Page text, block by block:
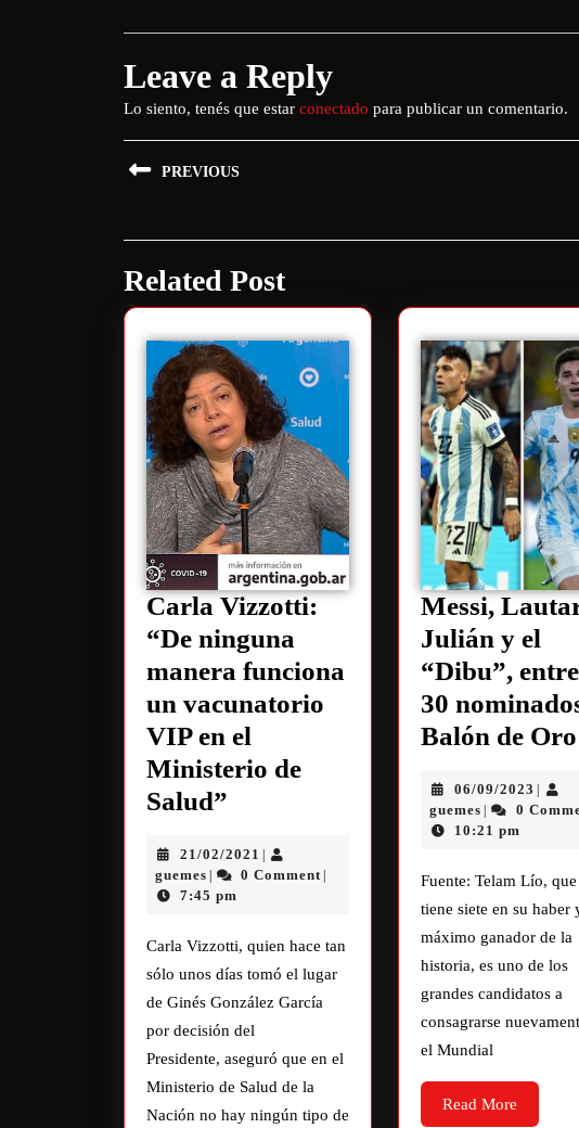
Leave a Reply
Lo siento, tenés que estar conectado para publicar un comentario.
PREVIOUS
Related Post
Carla Vizzotti:
“De ninguna
manera funciona
un vacunatorio
VIP en el
Ministerio de
Salud”
21/02/2021 |
guemes | 0 Comment |
7:45 pm
Carla Vizzotti, quien hace tan
sólo unos días tomó el lugar
de Ginés González García
por decisión del
Presidente, aseguró que en el
Ministerio de Salud de la
Nación no hay ningún tipo de
Messi,
Julián y el
“Dibu”,
30
Balón de Oro
06/09/2023 |
guemes | 0
10:21 pm
Fuente: Telam Lío,
tiene siete en su haber
máximo ganador de la
historia, es uno de los
grandes candidatos a
consagrarse
el Mundial
Read More